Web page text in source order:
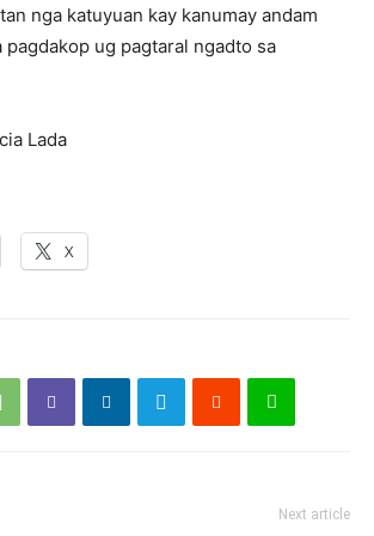
nga katuyuan kay kanumay andam
pagdakop ug pagtaral ngadto sa
Lada
X
Next article